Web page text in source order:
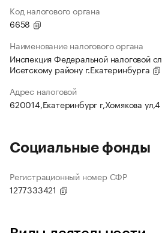
Код налогового органа
6658
Наименование налогового органа
Инспекция Федеральной налоговой
Исетскому району г.Екатеринбурга
Адрес налоговой
620014,Екатеринбург г,Хомякова ул,4
Социальные фонды
Регистрационный номер СФР
1277333421